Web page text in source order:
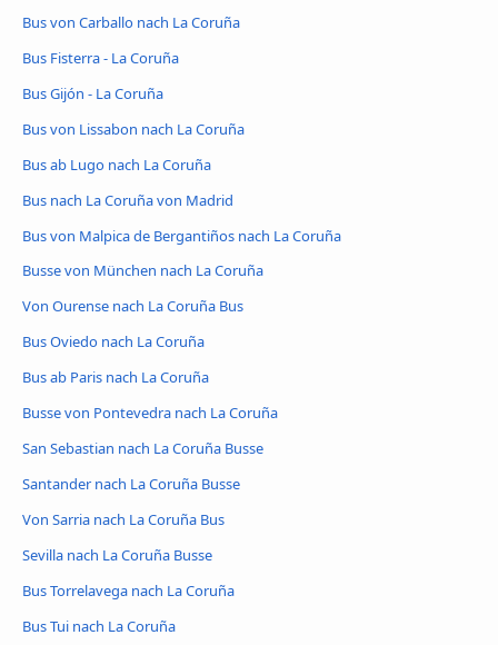
Bus von Carballo nach La Coruña
Bus Fisterra - La Coruña
Bus Gijón - La Coruña
Bus von Lissabon nach La Coruña
Bus ab Lugo nach La Coruña
Bus nach La Coruña von Madrid
Bus von Malpica de Bergantiños nach La Coruña
Busse von München nach La Coruña
Von Ourense nach La Coruña Bus
Bus Oviedo nach La Coruña
Bus ab Paris nach La Coruña
Busse von Pontevedra nach La Coruña
San Sebastian nach La Coruña Busse
Santander nach La Coruña Busse
Von Sarria nach La Coruña Bus
Sevilla nach La Coruña Busse
Bus Torrelavega nach La Coruña
Bus Tui nach La Coruña